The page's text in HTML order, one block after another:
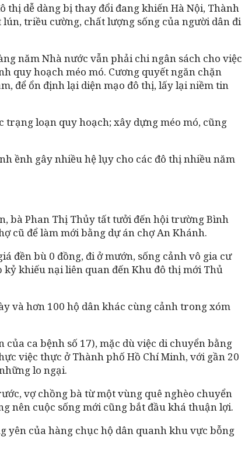
dễ dàng bị thay đổi đang khiến Hà Nội, Thành
triều cường, chất lượng sống của người dân đi
năm Nhà nước vẫn phải chi ngân sách cho việc
quy hoạch méo mó. Cương quyết ngăn chặn
để ổn định lại diện mạo đô thị, lấy lại niềm tin
loạn quy hoạch; xây dựng méo mó, cũng
ềnh gây nhiều hệ lụy cho các đô thị nhiều năm
bà Phan Thị Thủy tất tưởi đến hội trường Bình
cũ để làm mới bằng dự án chợ An Khánh.
đền bù 0 đồng, đi ở mướn, sống cảnh vô gia cư
khiếu nại liên quan đến Khu đô thị mới Thủ
và hơn 100 hộ dân khác cùng cảnh trong xóm
ca bệnh số 17), mặc dù việc di chuyển bằng
việc thực ở Thành phố Hồ Chí Minh, với gần 20
lo ngại.
vợ chồng bà từ một vùng quê nghèo chuyển
nên cuộc sống mới cũng bắt đầu khá thuận lợi.
yên của hàng chục hộ dân quanh khu vực bỗng